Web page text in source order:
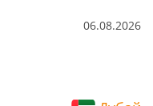
06.08.2026